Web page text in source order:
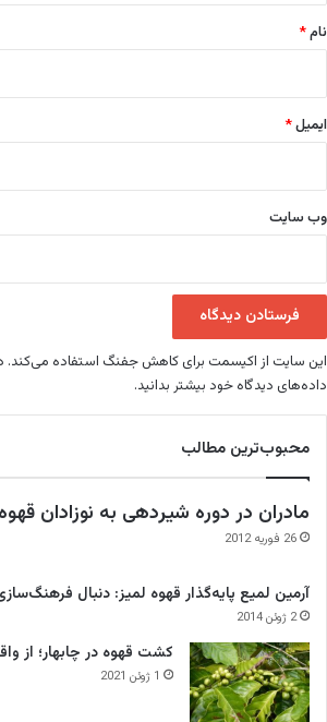
نام*
ایمیل*
وب‌ سایت
این سایت از اکیسمت برای کاهش جفنگ استفاده می‌کند.
داده‌های دیدگاه خود بیشتر بدانید.
محبوب‌ترین مطالب
مادران در دوره شیردهی به نوزادان
26 فوریه 2012
آرمین لمیع پایه‌گذار قهوه لمیز: دنبال
2 ژوئن 2014
کشت قهوه در چابهار؛ از
1 ژوئن 2021